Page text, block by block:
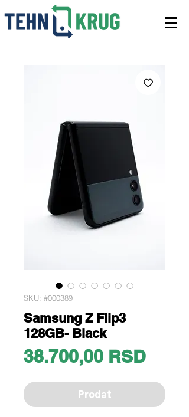
SKU: #000389
Samsung Z Flip3
128GB- Black
38.700,00 RSDPrice
Prodat